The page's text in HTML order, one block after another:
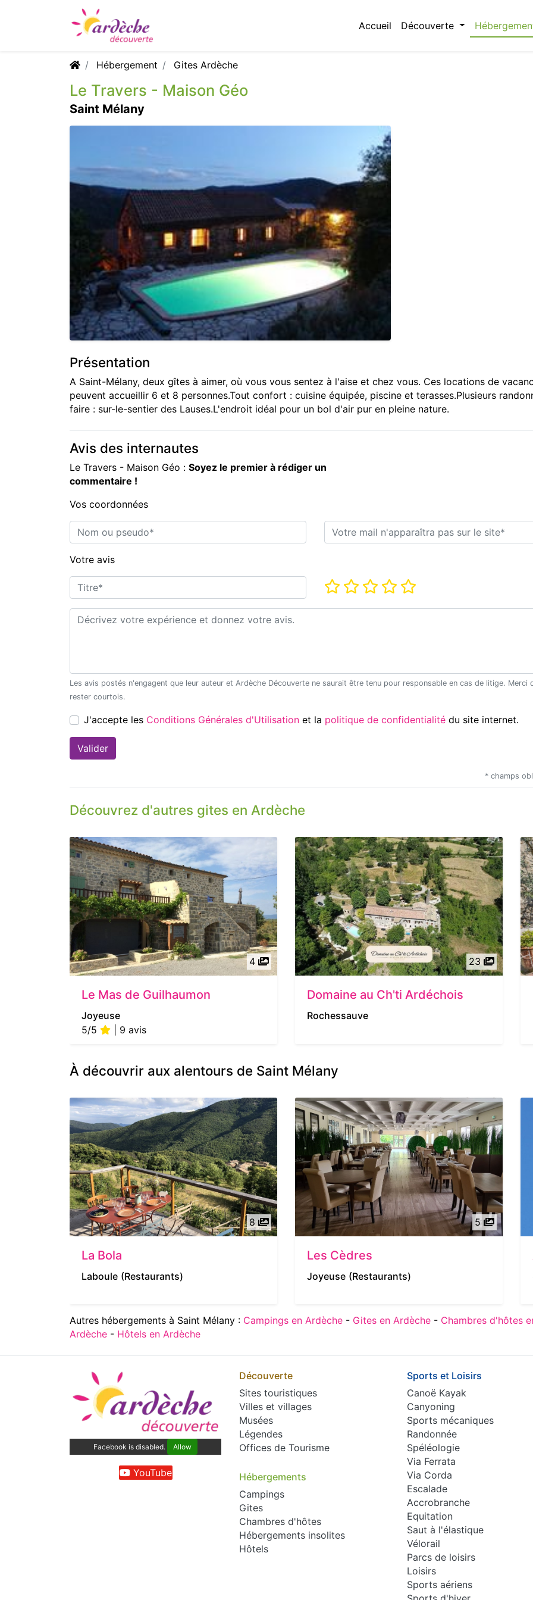
Accueil Découverte
Hébergement Gites Ardèche
Le Travers - Maison Géo
Saint Mélany
Présentation
A Saint-Mélany, deux gîtes à aimer, où vous vous sentez à l'aise et chez vous. Ces locations de
peuvent accueillir 6 et 8 personnes.Tout confort : cuisine équipée, piscine et terasses.Plusieurs
faire : sur-le-sentier des Lauses.L'endroit idéal pour un bol d'air pur en pleine nature.
Avis des internautes
Le Travers - Maison Géo : Soyez le premier à rédiger un
commentaire !
Vos coordonnées
Nom ou pseudo*
E-mail*
Votre avis
Titre*
Note*
Commentaire*
Les avis postés n'engagent que leur auteur et Ardèche Découverte ne saurait être tenu pour responsable en cas de litige. Merci de
rester courtois.
J'accepte les Conditions Générales d'Utilisation et la politique de confidentialité du site internet.
* champs
Découvrez d'autres gites en Ardèche
4
Le Mas de Guilhaumon
Joyeuse
5/5
| 9 avis
23
Domaine au Ch'ti Ardéchois
Rochessauve
À découvrir aux alentours de Saint Mélany
8
La Bola
Laboule (Restaurants)
5
Les Cèdres
Joyeuse (Restaurants)
Autres hébergements à Saint Mélany : Campings en Ardèche - Gites en Ardèche - Chambres d'hôtes
Ardèche - Hôtels en Ardèche
Facebook is disabled. Allow
YouTube
Découverte
Sites touristiques
Villes et villages
Musées
Légendes
Offices de Tourisme
Hébergements
Campings
Gites
Chambres d'hôtes
Hébergements insolites
Hôtels
Sports et Loisirs
Canoë Kayak
Canyoning
Sports mécaniques
Randonnée
Spéléologie
Via Ferrata
Via Corda
Escalade
Accrobranche
Equitation
Saut à l'élastique
Vélorail
Parcs de loisirs
Loisirs
Sports aériens